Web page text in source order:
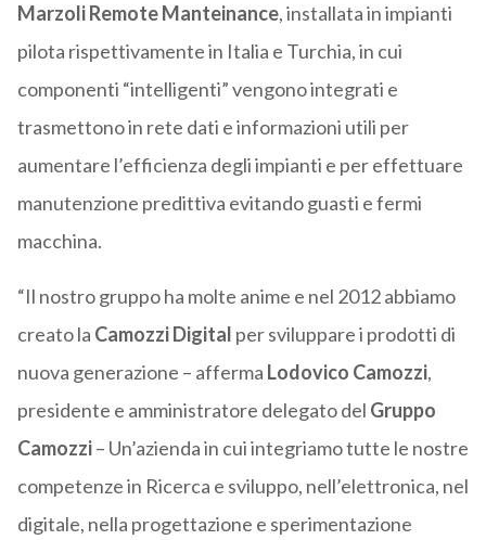
Marzoli Remote Manteinance, installata in impianti
pilota rispettivamente in Italia e Turchia, in cui
componenti “intelligenti” vengono integrati e
trasmettono in rete dati e informazioni utili per
aumentare l’efficienza degli impianti e per effettuare
manutenzione predittiva evitando guasti e fermi
macchina.
“Il nostro gruppo ha molte anime e nel 2012 abbiamo
creato la CamozziDigital per sviluppare i prodotti di
nuova generazione – afferma Lodovico Camozzi,
presidente e amministratore delegato del Gruppo
Camozzi– Un’azienda in cui integriamo tutte le nostre
competenze in Ricerca e sviluppo, nell’elettronica, nel
digitale, nella progettazione e sperimentazione